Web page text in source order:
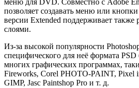
меню для DVD. Совместно с Adobe
позволяет создавать меню или
версии Extended поддерживает также
слоями.
Из-за высокой популярности
специфического для неё формата
многих графических программах,
Fireworks, Corel PHOTO-PAINT, Pixel
GIMP, Jasc Paintshop Pro и т. д.